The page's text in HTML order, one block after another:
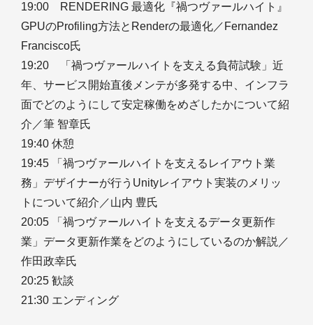
19:00 RENDERING 最適化『禍つヴァールハイト』
GPUのProfiling方法とRenderの最適化／Fernandez
Francisco氏
19:20 「禍つヴァールハイトを支える負荷試験」近
年、サービス開始直後メンテが多発する中、インフラ
面でどのようにして安定稼働をめざしたかについて紹
介／筆 智章氏
19:40 休憩
19:45 「禍つヴァールハイトを支えるレイアウト業
務」デザイナーが行うUnityレイアウト実装のメリッ
トについて紹介／山内 豊氏
20:05 「禍つヴァールハイトを支えるデータ更新作
業」データ更新作業をどのようにしているのか解説／
作田政幸氏
20:25 歓談
21:30 エンディング